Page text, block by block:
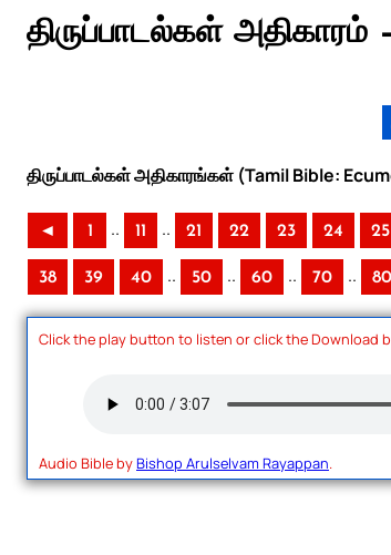
திருப்பாடல்கள் அதிகாரம்
திருப்பாடல்கள் அதிகாரங்கள் (Tamil Bible:
◄ 1 .. 11 .. 21 22 23 24 25
38 39 40 .. 50 .. 60 .. 70 .. 80
Click the play button to listen or click the Download
Audio Bible byBishop Arulselvam Rayappan.